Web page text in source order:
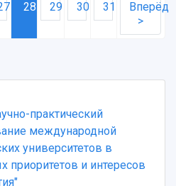
28 29 30 31
Вперёд
>
практический
международной
университетов в
приоритетов и интересов